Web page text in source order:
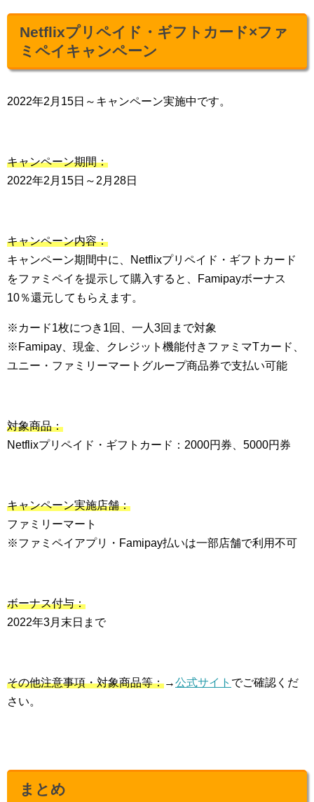
Netflixプリペイド・ギフトカード×ファ
ミペイキャンペーン
2022年2月15日～キャンペーン実施中です。
キャンペーン期間：
2022年2月15日～2月28日
キャンペーン内容：
キャンペーン期間中に、Netflixプリペイド・ギフトカード
をファミペイを提示して購入すると、Famipayボーナス
10％還元してもらえます。
※カード1枚につき1回、一人3回まで対象
※Famipay、現金、クレジット機能付きファミマTカード、
ユニー・ファミリーマートグループ商品券で支払い可能
対象商品：
Netflixプリペイド・ギフトカード：2000円券、5000円券
キャンペーン実施店舗：
ファミリーマート
※ファミペイアプリ・Famipay払いは一部店舗で利用不可
ボーナス付与：
2022年3月末日まで
その他注意事項・対象商品等：→公式サイト でご確認くだ
さい。
まとめ